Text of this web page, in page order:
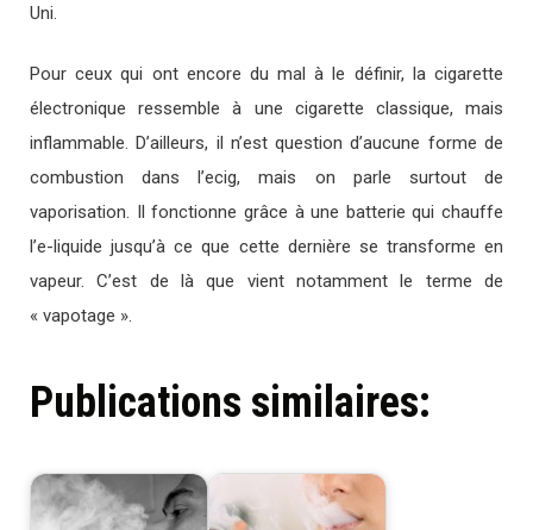
Uni.
Pour ceux qui ont encore du mal à le définir, la cigarette
électronique ressemble à une cigarette classique, mais
inflammable. D’ailleurs, il n’est question d’aucune forme de
combustion dans l’ecig, mais on parle surtout de
vaporisation. Il fonctionne grâce à une batterie qui chauffe
l’e-liquide jusqu’à ce que cette dernière se transforme en
vapeur. C’est de là que vient notamment le terme de
« vapotage ».
Publications similaires: